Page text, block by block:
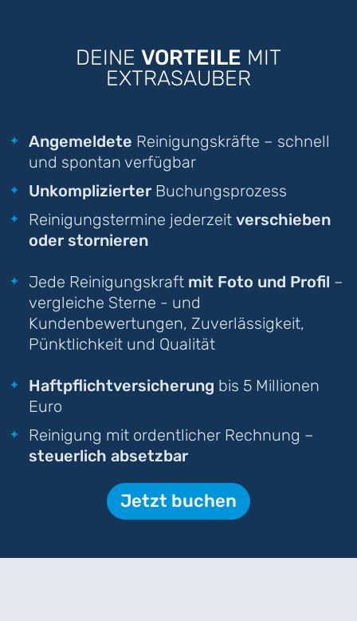
DEINE VORTEILE MIT
EXTRASAUBER
Angemeldete Reinigungskräfte – schnell
und spontan verfügbar
Unkomplizierter Buchungsprozess
Reinigungstermine jederzeit verschieben
oder stornieren
Jede Reinigungskraft mit Foto und Profil –
vergleiche Sterne - und
Kundenbewertungen, Zuverlässigkeit,
Pünktlichkeit und Qualität
Haftpflichtversicherung bis 5 Millionen
Euro
Reinigung mit ordentlicher Rechnung –
steuerlich absetzbar
Jetzt buchen